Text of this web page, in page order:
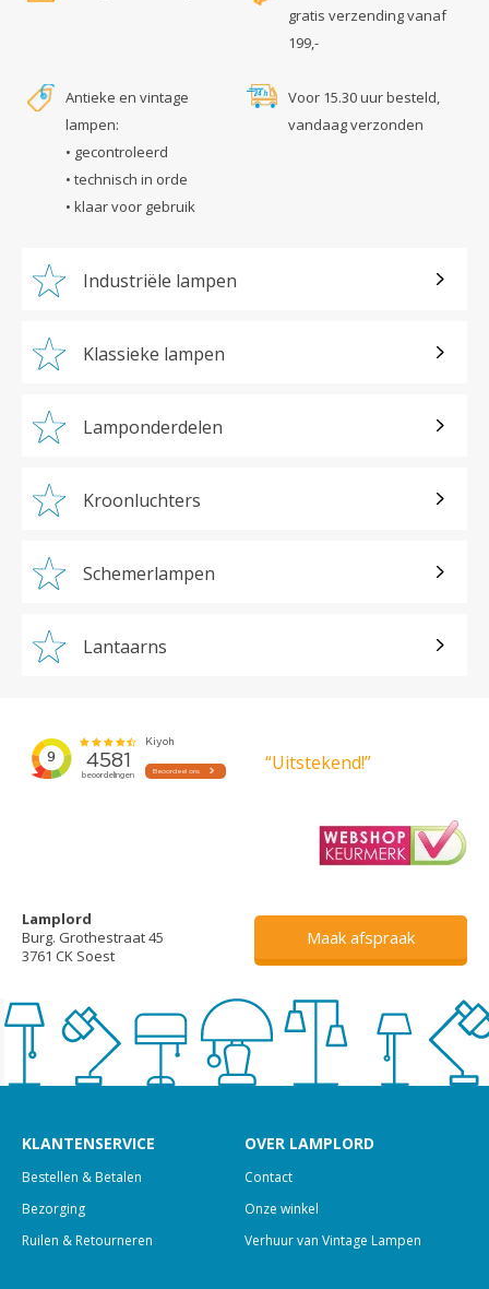
gratis verzending vanaf
199,-
Antieke en vintage
lampen:
• gecontroleerd
• technisch in orde
• klaar voor gebruik
Voor 15.30 uur besteld,
vandaag verzonden
Industriële lampen
Klassieke lampen
Lamponderdelen
Kroonluchters
Schemerlampen
Lantaarns
“Uitstekend!”
Lamplord
Burg. Grothestraat 45
3761 CK Soest
Maak afspraak
KLANTENSERVICE
Bestellen & Betalen
Bezorging
Ruilen & Retourneren
OVER LAMPLORD
Contact
Onze winkel
Verhuur van Vintage Lampen